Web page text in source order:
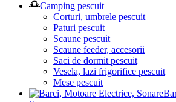
Camping pescuit
Corturi, umbrele pescuit
Paturi pescuit
Scaune pescuit
Scaune feeder, accesorii
Saci de dormit pescuit
Vesela, lazi frigorifice pescuit
Mese pescuit